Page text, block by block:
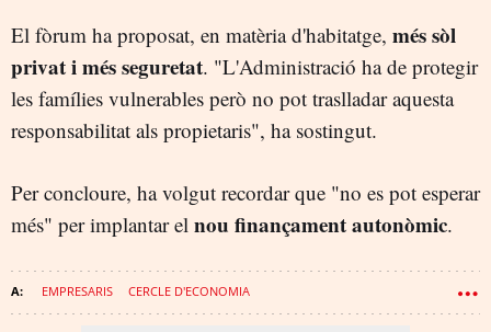
El fòrum ha proposat, en matèria d'habitatge, més sòl
privat i més seguretat. "L'Administració ha de protegir
les famílies vulnerables però no pot traslladar aquesta
responsabilitat als propietaris", ha sostingut.
Per concloure, ha volgut recordar que "no es pot esperar
més" per implantar el nou finançament autonòmic.
EMPRESARIS CERCLE D'ECONOMIA